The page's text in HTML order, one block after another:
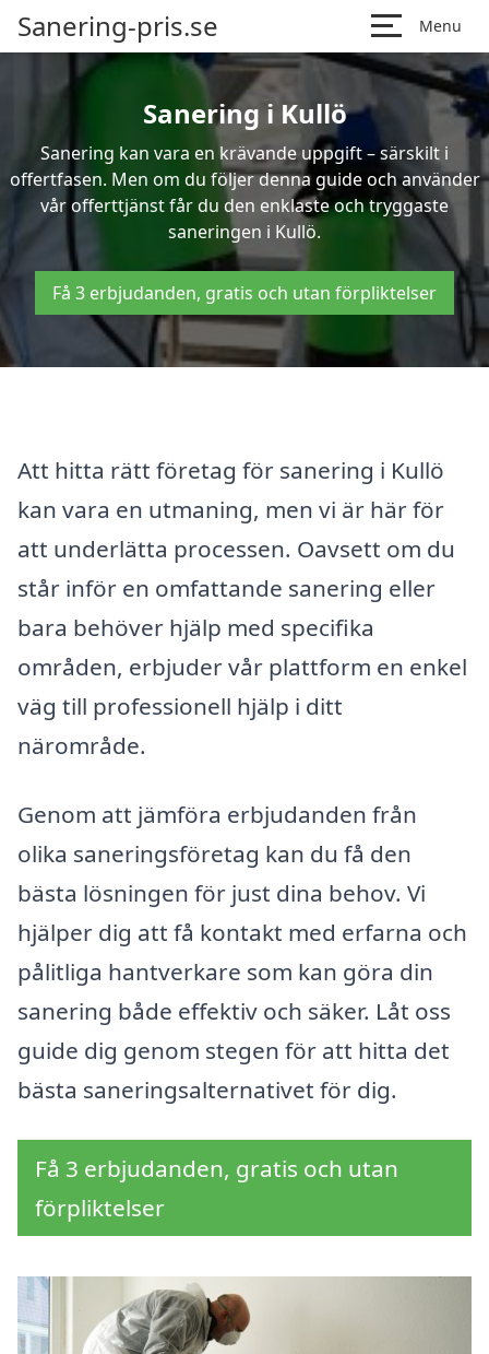
Sanering-pris.se Menu
Sanering i Kullö
Sanering kan vara en krävande uppgift – särskilt i
offertfasen. Men om du följer denna guide och använder
vår offerttjänst får du den enklaste och tryggaste
saneringen i Kullö.
Få 3 erbjudanden, gratis och utan förpliktelser
Att hitta rätt företag för sanering i Kullö
kan vara en utmaning, men vi är här för
att underlätta processen. Oavsett om du
står inför en omfattande sanering eller
bara behöver hjälp med specifika
områden, erbjuder vår plattform en enkel
väg till professionell hjälp i ditt
närområde.
Genom att jämföra erbjudanden från
olika saneringsföretag kan du få den
bästa lösningen för just dina behov. Vi
hjälper dig att få kontakt med erfarna och
pålitliga hantverkare som kan göra din
sanering både effektiv och säker. Låt oss
guide dig genom stegen för att hitta det
bästa saneringsalternativet för dig.
Få 3 erbjudanden, gratis och utan
förpliktelser